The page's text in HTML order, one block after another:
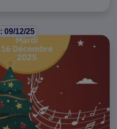
09/12/25